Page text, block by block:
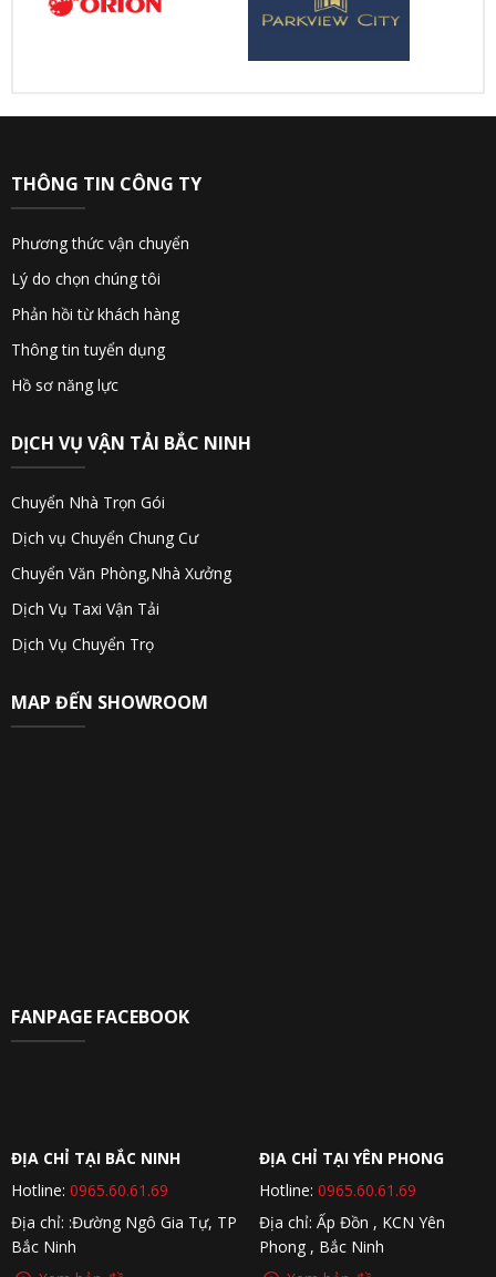
THÔNG TIN CÔNG TY
Phương thức vận chuyển
Lý do chọn chúng tôi
Phản hồi từ khách hàng
Thông tin tuyển dụng
Hồ sơ năng lực
DỊCH VỤ VẬN TẢI BẮC NINH
Chuyển Nhà Trọn Gói
Dịch vụ Chuyển Chung Cư
Chuyển Văn Phòng,Nhà Xưởng
Dịch Vụ Taxi Vận Tải
Dịch Vụ Chuyển Trọ
MAP ĐẾN SHOWROOM
FANPAGE FACEBOOK
ĐỊA CHỈ TẠI BẮC NINH
Hotline: 0965.60.61.69
Địa chỉ: :Đường Ngô Gia Tự, TP
Bắc Ninh
ĐỊA CHỈ TẠI YÊN PHONG
Hotline: 0965.60.61.69
Địa chỉ: Ấp Đồn , KCN Yên
Phong , Bắc Ninh